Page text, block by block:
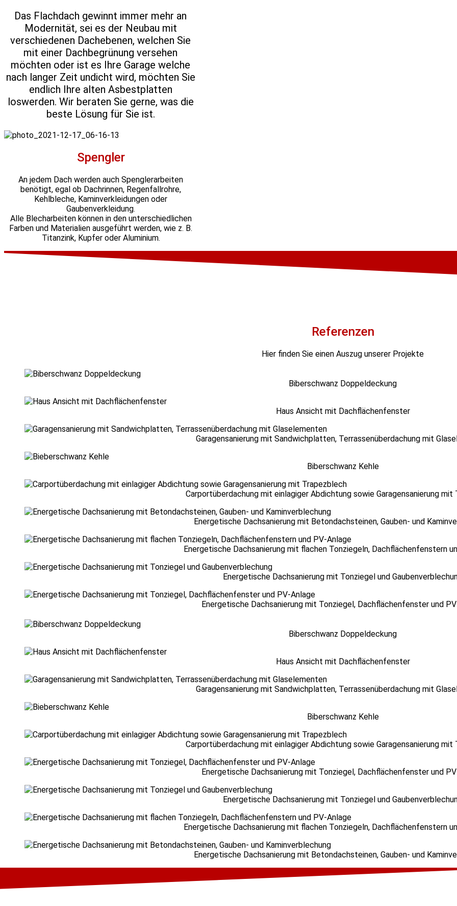
Das Flachdach gewinnt immer mehr an
Modernität, sei es der Neubau mit
verschiedenen Dachebenen, welchen Sie
mit einer Dachbegrünung versehen
möchten oder ist es Ihre Garage welche
nach langer Zeit undicht wird, möchten Sie
endlich Ihre alten Asbestplatten
loswerden. Wir beraten Sie gerne, was die
beste Lösung für Sie ist.
Spengler
An jedem Dach werden auch Spenglerarbeiten
benötigt, egal ob Dachrinnen, Regenfallrohre,
Kehlbleche, Kaminverkleidungen oder
Gaubenverkleidung.
Alle Blecharbeiten können in den unterschiedlichen
Farben und Materialien ausgeführt werden, wie z. B.
Titanzink, Kupfer oder Aluminium.
Referenzen
Hier finden Sie einen Auszug unserer Projekte
Biberschwanz Doppeldeckung
Haus Ansicht mit Dachflächenfenster
Garagensanierung mit Sandwichplatten, Terrassenüberdachung mit
Biberschwanz Kehle
Carportüberdachung mit einlagiger Abdichtung sowie Garagensanierung mit
Energetische Dachsanierung mit Betondachsteinen, Gauben- und
Energetische Dachsanierung mit flachen Tonziegeln, Dachflächenfenstern
Energetische Dachsanierung mit Tonziegel und
Energetische Dachsanierung mit Tonziegel, Dachflächenfenster und
Biberschwanz Doppeldeckung
Haus Ansicht mit Dachflächenfenster
Garagensanierung mit Sandwichplatten, Terrassenüberdachung mit
Biberschwanz Kehle
Carportüberdachung mit einlagiger Abdichtung sowie Garagensanierung mit
Energetische Dachsanierung mit Tonziegel, Dachflächenfenster und
Energetische Dachsanierung mit Tonziegel und
Energetische Dachsanierung mit flachen Tonziegeln, Dachflächenfenstern
Energetische Dachsanierung mit Betondachsteinen, Gauben- und